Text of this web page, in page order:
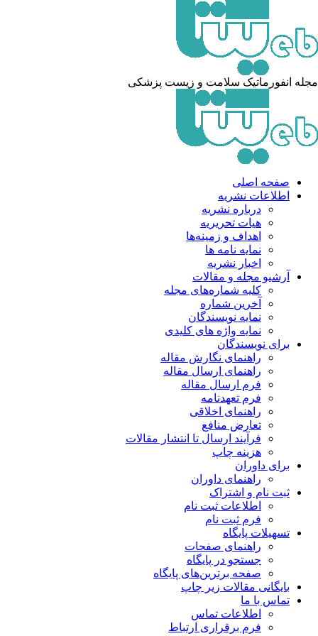
انفورماتیک سلامت و زیست پزشکی
صفحه اصلی
اطلاعات نشریه
درباره نشریه
هیات تحریریه
اهداف و زمینه‌ها
نمایه نامه ها
اخبار نشریه
آرشیو مجله و مقالات
کلیه شماره‌های مجله
آخرین شماره
نمایه نویسندگان
نمایه واژه های کلیدی
برای نویسندگان
راهنمای نگارش مقاله
راهنمای ارسال مقاله
فرم ارسال مقاله
فرم تعهدنامه
راهنمای اخلاقی
تعارض منافع
فرآیند ارسال تا انتشار مقالات
هزینه چاپ
برای داوران
راهنمای داوران
ثبت نام و اشتراک
اطلاعات ثبت نام
فرم ثبت نام
تسهیلات پایگاه
راهنمای صفحات
جستجو در پایگاه
صفحه برترین‌های پایگاه
بایگانی مقالات زیر چاپ
تماس با ما
اطلاعات تماس
فرم برقراری ارتباط